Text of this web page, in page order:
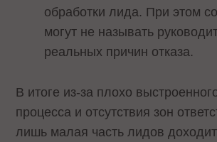
обработки лида. При этом
могут не называть
реальных причин отказа.
В итоге из-за плохо
процесса и отсутствия зон
лишь малая часть лидов